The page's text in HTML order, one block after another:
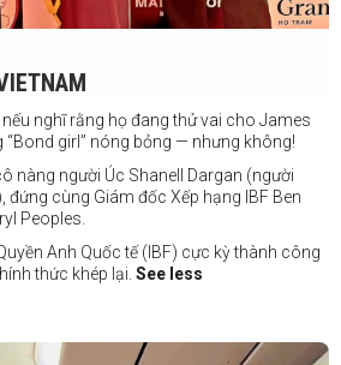
nghĩ rằng họ đang thử vai cho James
“Bond girl” nóng bỏng — nhưng không!
nàng người Úc Shanell Dargan (người
đứng cùng Giám đốc Xếp hạng IBF Ben
Peoples.
Anh Quốc tế (IBF) cực kỳ thành công
thức khép lại. See less